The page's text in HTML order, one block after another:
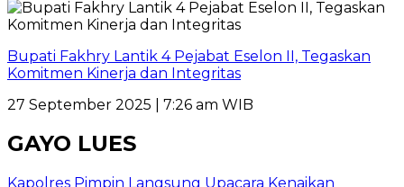
Bupati Fakhry Lantik 4 Pejabat Eselon II, Tegaskan
Komitmen Kinerja dan Integritas
27 September 2025 | 7:26 am WIB
GAYO LUES
Kapolres Pimpin Langsung Upacara Kenaikan